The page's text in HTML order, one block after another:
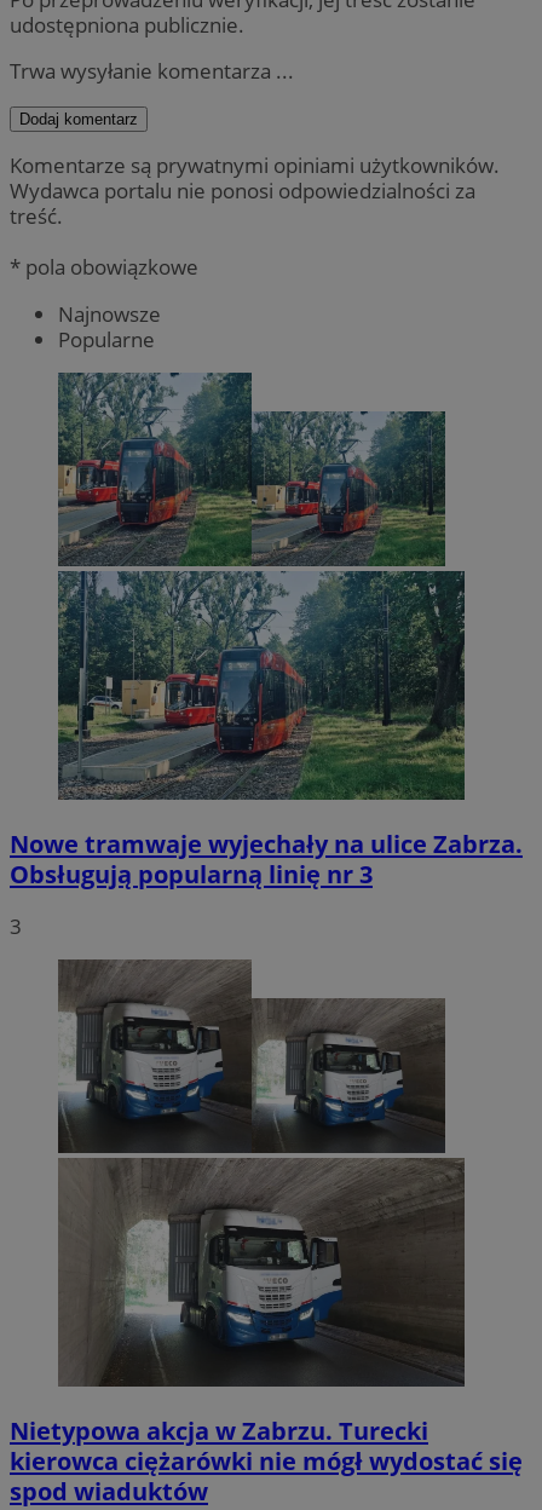
udostępniona publicznie.
Trwa wysyłanie komentarza ...
Dodaj komentarz
Komentarze są prywatnymi opiniami użytkowników.
Wydawca portalu nie ponosi odpowiedzialności za
treść.
* pola obowiązkowe
Najnowsze
Popularne
Nowe tramwaje wyjechały na ulice Zabrza.
Obsługują popularną linię nr 3
3
Nietypowa akcja w Zabrzu. Turecki
kierowca ciężarówki nie mógł wydostać się
spod wiaduktów